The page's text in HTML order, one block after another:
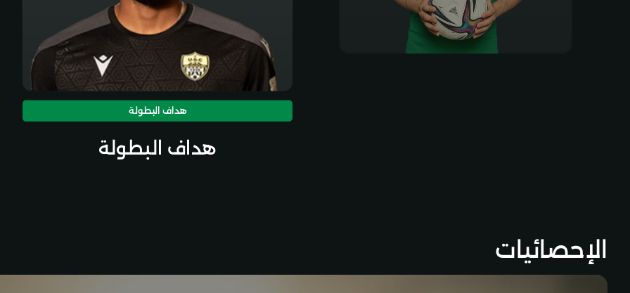
هداف البطولة
هداف البطولة
الإحصائيات